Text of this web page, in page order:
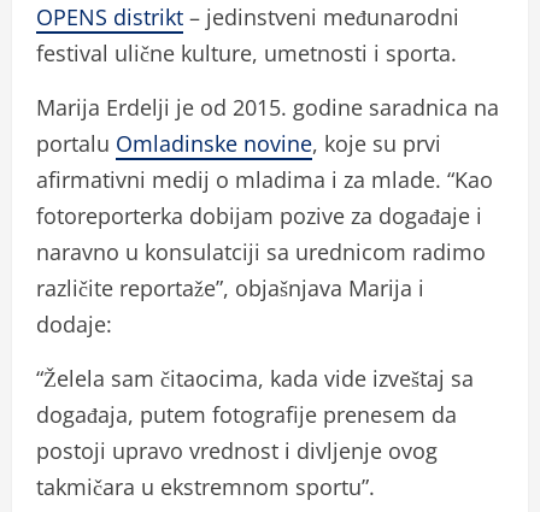
OPENS distrikt – jedinstveni međunarodni
festival ulične kulture, umetnosti i sporta.
Marija Erdelji je od 2015. godine saradnica na
portalu Omladinske novine, koje su prvi
afirmativni medij o mladima i za mlade. “Kao
fotoreporterka dobijam pozive za događaje i
naravno u konsulatciji sa urednicom radimo
različite reportaže”, objašnjava Marija i
dodaje:
“Želela sam čitaocima, kada vide izveštaj sa
događaja, putem fotografije prenesem da
postoji upravo vrednost i divljenje ovog
takmičara u ekstremnom sportu”.